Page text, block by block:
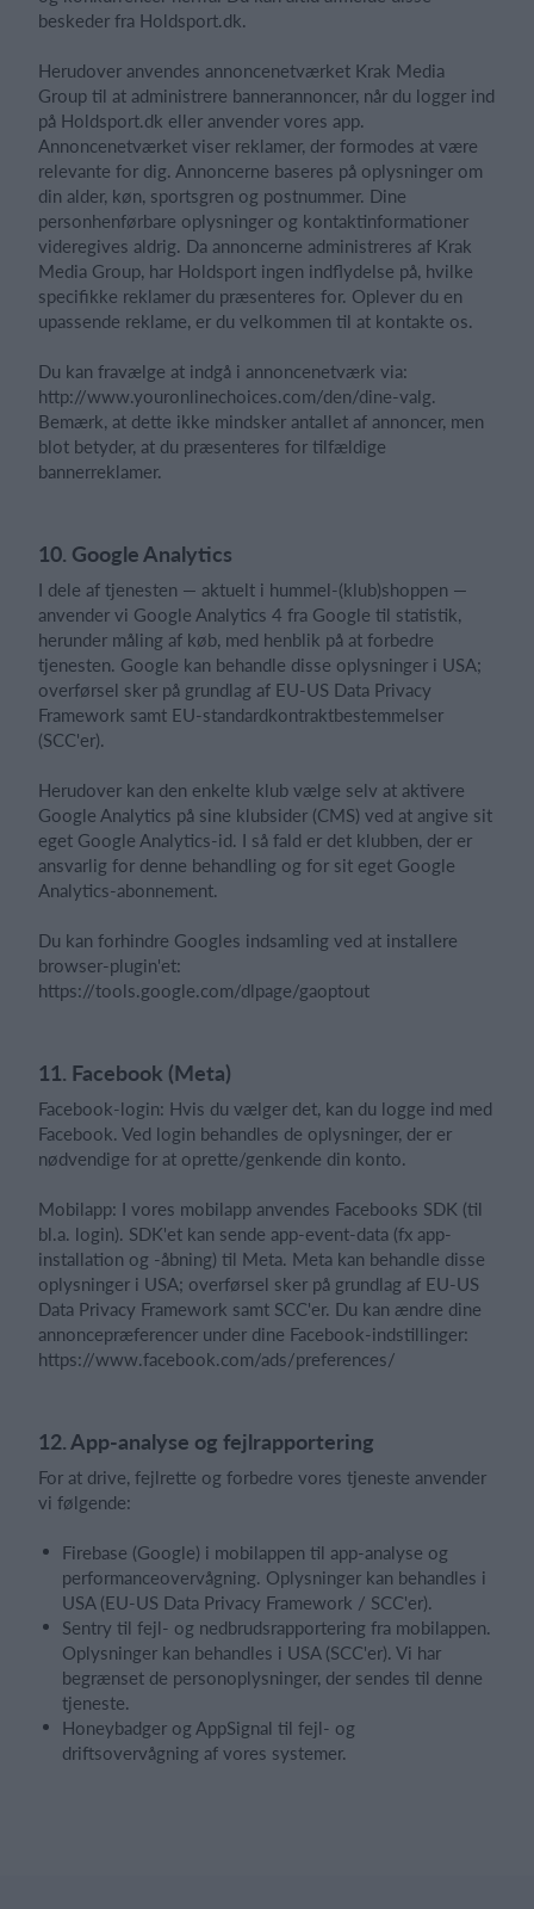
beskeder fra Holdsport.dk.
Herudover anvendes annoncenetværket Krak Media
Group til at administrere bannerannoncer, når du logger ind
på Holdsport.dk eller anvender vores app.
Annoncenetværket viser reklamer, der formodes at være
relevante for dig. Annoncerne baseres på oplysninger om
din alder, køn, sportsgren og postnummer. Dine
personhenførbare oplysninger og kontaktinformationer
videregives aldrig. Da annoncerne administreres af Krak
Media Group, har Holdsport ingen indflydelse på, hvilke
specifikke reklamer du præsenteres for. Oplever du en
upassende reklame, er du velkommen til at kontakte os.
Du kan fravælge at indgå i annoncenetværk via:
http://www.youronlinechoices.com/den/dine-valg.
Bemærk, at dette ikke mindsker antallet af annoncer, men
blot betyder, at du præsenteres for tilfældige
bannerreklamer.
10. Google Analytics
I dele af tjenesten — aktuelt i hummel-(klub)shoppen —
anvender vi Google Analytics 4 fra Google til statistik,
herunder måling af køb, med henblik på at forbedre
tjenesten. Google kan behandle disse oplysninger i USA;
overførsel sker på grundlag af EU-US Data Privacy
Framework samt EU-standardkontraktbestemmelser
(SCC'er).
Herudover kan den enkelte klub vælge selv at aktivere
Google Analytics på sine klubsider (CMS) ved at angive sit
eget Google Analytics-id. I så fald er det klubben, der er
ansvarlig for denne behandling og for sit eget Google
Analytics-abonnement.
Du kan forhindre Googles indsamling ved at installere
browser-plugin'et:
https://tools.google.com/dlpage/gaoptout
11. Facebook (Meta)
Facebook-login: Hvis du vælger det, kan du logge ind med
Facebook. Ved login behandles de oplysninger, der er
nødvendige for at oprette/genkende din konto.
Mobilapp: I vores mobilapp anvendes Facebooks SDK (til
bl.a. login). SDK'et kan sende app-event-data (fx app-
installation og -åbning) til Meta. Meta kan behandle disse
oplysninger i USA; overførsel sker på grundlag af EU-US
Data Privacy Framework samt SCC'er. Du kan ændre dine
annoncepræferencer under dine Facebook-indstillinger:
https://www.facebook.com/ads/preferences/
12. App-analyse og fejlrapportering
For at drive, fejlrette og forbedre vores tjeneste anvender
vi følgende:
Firebase (Google) i mobilappen til app-analyse og
performanceovervågning. Oplysninger kan behandles i
USA (EU-US Data Privacy Framework / SCC'er).
Sentry til fejl- og nedbrudsrapportering fra mobilappen.
Oplysninger kan behandles i USA (SCC'er). Vi har
begrænset de personoplysninger, der sendes til denne
tjeneste.
Honeybadger og AppSignal til fejl- og
driftsovervågning af vores systemer.